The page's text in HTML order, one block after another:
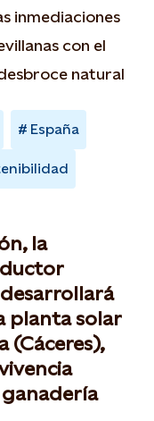
inmediaciones
con el
natural
España
la
planta solar
(Cáceres),